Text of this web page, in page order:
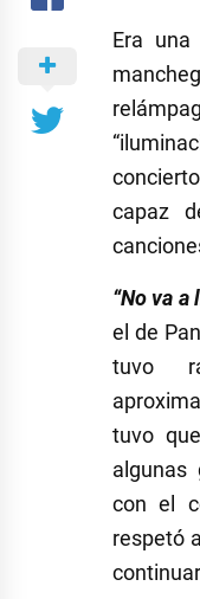
Era
capaz
“No va
el de
tuvo
tuvo
algunas
con el
respetó